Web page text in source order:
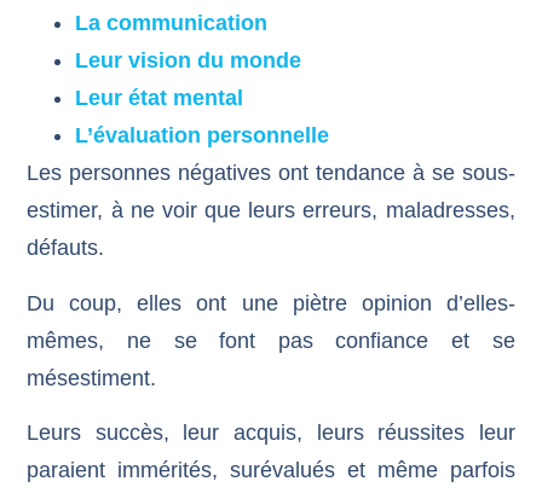
La communication
Leur vision du monde
Leur état mental
L’évaluation personnelle
Les personnes négatives ont tendance à se sous-
estimer, à ne voir que leurs erreurs, maladresses,
défauts.
Du coup, elles ont une piètre opinion d’elles-
mêmes, ne se font pas confiance et se
mésestiment.
Leurs succès, leur acquis, leurs réussites leur
paraient immérités, surévalués et même parfois